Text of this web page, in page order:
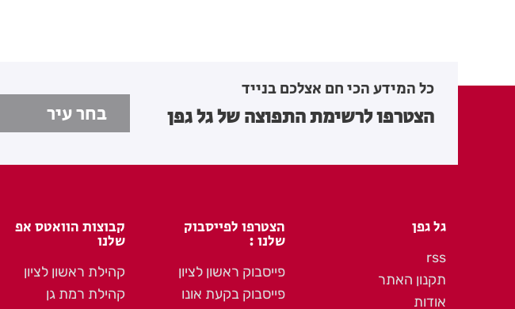
כל המידע הכי חם אצלכם בנייד
הצטרפו לרשימת התפוצה של גל גפן
גל גפן
rss
תקנון האתר
אודות
הצטרפו לפייסבוק
שלנו :
פייסבוק ראשון לציון
פייסבוק בקעת אונו
קבוצות הוואטס אפ
שלנו
קהילת ראשון לציון
קהילת רמת גן